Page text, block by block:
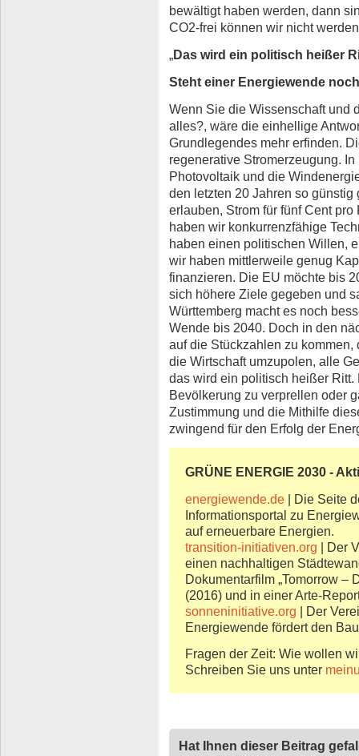
bewältigt haben werden, dann
CO2-frei können wir nicht
„Das wird ein politisch heißer
Steht einer Energiewende
Wenn Sie die Wissenschaft und
alles?, wäre die einhellige
Grundlegendes mehr erfinden.
regenerative Stromerzeugung.
Photovoltaik und die
den letzten 20 Jahren so
erlauben, Strom für fünf Cent
haben wir konkurrenzfähige
haben einen politischen Willen,
wir haben mittlerweile genug
finanzieren. Die EU möchte bis
sich höhere Ziele gegeben und
Württemberg macht es noch
Wende bis 2040. Doch in den
auf die Stückzahlen zu
die Wirtschaft umzupolen, alle
das wird ein politisch heißer Ritt.
Bevölkerung zu verprellen oder
Zustimmung und die Mithilfe
zwingend für den Erfolg der
GRÜNE ENERGIE 2030 -
energiewende.de | Die Seite
Informationsportal zu
auf erneuerbare Energien.
transition-initiativen.org | Der
einen nachhaltigen
Dokumentarfilm „Tomorrow –
(2016) und in einer Arte-
sonneninitiative.org | Der
Energiewende fördert den
Fragen der Zeit: Wie wollen
Schreiben Sie uns unter
Hat Ihnen dieser Beitrag